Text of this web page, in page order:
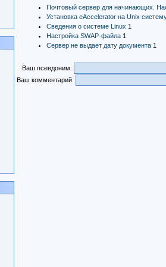
Почтовый сервер для начинающих.
Установка eAccelerator на Unix
Сведения о системе Linux 1
Настройка SWAP-файла 1
Сервер не выдает дату документа 1
Ваш псевдоним:
Ваш комментарий: